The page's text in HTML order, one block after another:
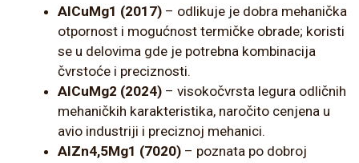
AlCuMg1 (2017) – odlikuje je dobra mehanička
otpornost i mogućnost termičke obrade; koristi
se u delovima gde je potrebna kombinacija
čvrstoće i preciznosti.
AlCuMg2 (2024) – visokočvrsta legura odličnih
mehaničkih karakteristika, naročito cenjena u
avio industriji i preciznoj mehanici.
AlZn4,5Mg1 (7020) – poznata po dobroj